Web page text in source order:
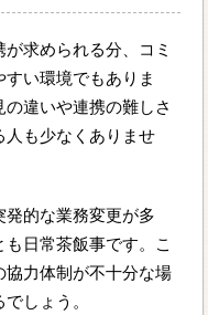
求められる分、コミ
い環境でもありま
違いや連携の難しさ
人も少なくありませ
的な業務変更が多
日常茶飯事です。こ
協力体制が不十分な場
しょう。